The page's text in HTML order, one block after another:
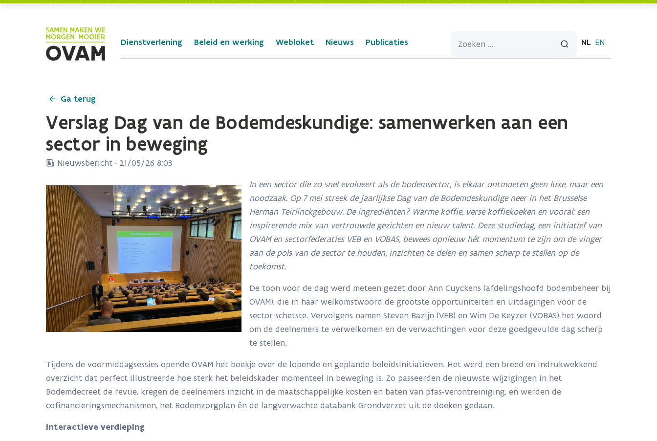
Dienstverlening Beleid en werking Webloket Nieuws Publicaties NL EN
Ga terug
Verslag Dag van de Bodemdeskundige: samenwerken aan een
sector in beweging
Nieuwsbericht · 21/05/26 8:03
In een sector die zo snel evolueert als de bodemsector, is elkaar ontmoeten geen luxe, maar een
noodzaak. Op 7 mei streek de jaarlijkse Dag van de Bodemdeskundige neer in het Brusselse
Herman Teirlinckgebouw. De ingrediënten? Warme koffie, verse koffiekoeken en vooral: een
inspirerende mix van vertrouwde gezichten en nieuw talent. Deze studiedag, een initiatief van
OVAM en sectorfederaties VEB en VOBAS, bewees opnieuw hét momentum te zijn om de vinger
aan de pols van de sector te houden, inzichten te delen en samen scherp te stellen op de
toekomst.
De toon voor de dag werd meteen gezet door Ann Cuyckens (afdelingshoofd bodembeheer bij
OVAM), die in haar welkomstwoord de grootste opportuniteiten en uitdagingen voor de
sector schetste. Vervolgens namen Steven Bazijn (VEB) en Wim De Keyzer (VOBAS) het woord
om de deelnemers te verwelkomen en de verwachtingen voor deze goedgevulde dag scherp
te stellen.
Tijdens de voormiddagsessies opende OVAM het boekje over de lopende en geplande beleidsinitiatieven. Het werd een breed en indrukwekkend
overzicht dat perfect illustreerde hoe sterk het beleidskader momenteel in beweging is. Zo passeerden de nieuwste wijzigingen in het
Bodemdecreet de revue, kregen de deelnemers inzicht in de maatschappelijke kosten en baten van pfas-verontreiniging, en werden de
cofinancieringsmechanismen, het Bodemzorgplan én de langverwachte databank Grondverzet uit de doeken gedaan.
Interactieve verdieping